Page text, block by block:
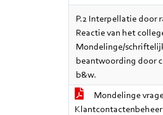
P.2 Interpellatie door
Reactie van het
Mondelinge/
beantwoording door
b&w.
Mondelinge
Klantcontactenbeheer